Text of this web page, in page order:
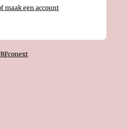
maak een account